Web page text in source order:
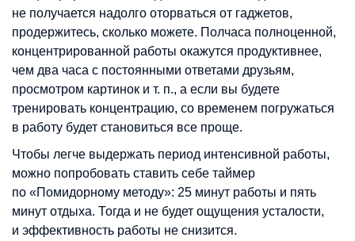
не получается надолго оторваться от гаджетов,
продержитесь, сколько можете. Полчаса полноценной,
концентрированной работы окажутся продуктивнее,
чем два часа с постоянными ответами друзьям,
просмотром картинок и т. п., а если вы будете
тренировать концентрацию, со временем погружаться
в работу будет становиться все проще.
Чтобы легче выдержать период интенсивной работы,
можно попробовать ставить себе таймер
по «Помидорному методу»: 25 минут работы и пять
минут отдыха. Тогда и не будет ощущения усталости,
и эффективность работы не снизится.